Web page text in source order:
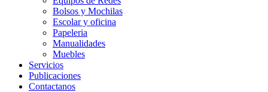
Bolsos y Mochilas
Escolar y oficina
Papeleria
Manualidades
Muebles
Servicios
Publicaciones
Contactanos